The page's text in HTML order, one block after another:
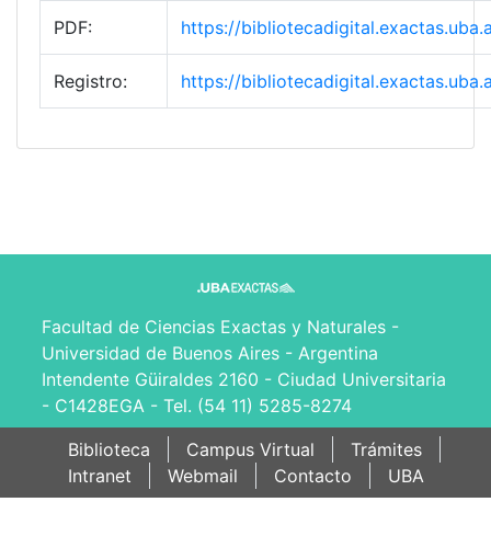
PDF: https://
Registro: https://
Facultad de Ciencias Exactas y Naturales -
Universidad de Buenos Aires - Argentina
Intendente Güiraldes 2160 - Ciudad Universitaria
- C1428EGA - Tel. (54 11) 5285-8274
Biblioteca
Campus Virtual
Trámites
Intranet
Webmail Contacto UBA